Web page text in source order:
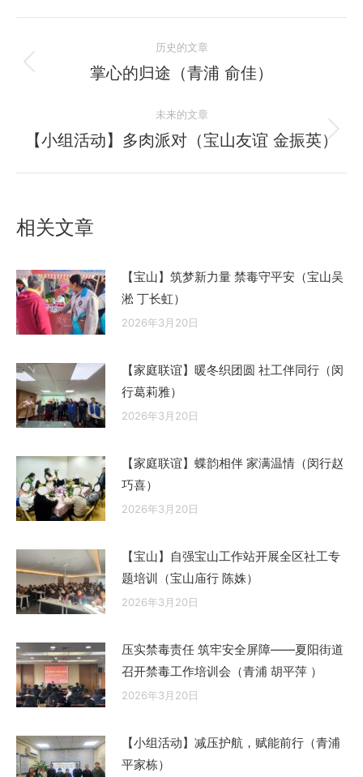
章
航
历史的文章
历
的
文
掌心的归途（青浦 俞佳）
未来的文章
未
【小组活动】多肉派对（宝山友谊 金振英）
相关文章
【宝山】筑梦新力量 禁毒守平安（宝山吴
淞 丁长虹）
2026年3月20日
【家庭联谊】暖冬织团圆 社工伴同行（闵
行葛莉雅）
2026年3月20日
【家庭联谊】蝶韵相伴 家满温情（闵行赵
巧喜）
2026年3月20日
【宝山】自强宝山工作站开展全区社工专
题培训（宝山庙行 陈姝）
2026年3月20日
压实禁毒责任 筑牢安全屏障——夏阳街道
召开禁毒工作培训会（青浦 胡平萍 ）
2026年3月20日
【小组活动】减压护航，赋能前行（青浦
平家栋）